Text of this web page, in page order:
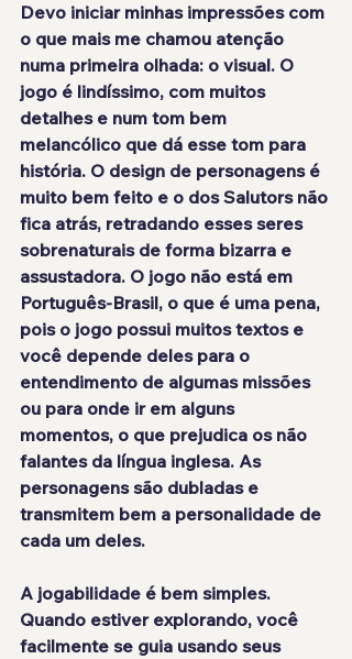
Devo iniciar minhas impressões com
o que mais me chamou atenção
numa primeira olhada: o visual. O
jogo é lindíssimo, com muitos
detalhes e num tom bem
melancólico que dá esse tom para
história. O design de personagens é
muito bem feito e o dos Salutors não
fica atrás, retradando esses seres
sobrenaturais de forma bizarra e
assustadora. O jogo não está em
Português-Brasil, o que é uma pena,
pois o jogo possui muitos textos e
você depende deles para o
entendimento de algumas missões
ou para onde ir em alguns
momentos, o que prejudica os não
falantes da língua inglesa. As
personagens são dubladas e
transmitem bem a personalidade de
cada um deles.
A jogabilidade é bem simples.
Quando estiver explorando, você
facilmente se guia usando seus